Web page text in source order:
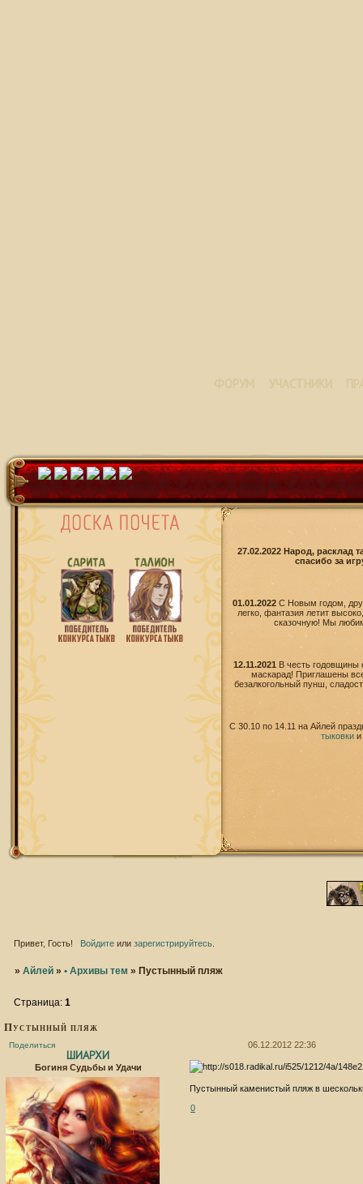
27.02.2022 Народ, расклад
спасибо за
01.01.2022 С Новым годом,
легко, фантазия летит
сказочную! Мы
12.11.2021
В честь годовщины
маскарад! Приглашены
безалкогольный пунш,
С 30.10 по 14.11 на Айлей
тыковкии
Привет, Гость! Войдитеили зарегистрируйтесь.
»Айлей »• Архивы тем » Пустынный пляж
Пустынный пляж
Страница:1
Поделиться 06.12.2012 22:36
ШИАРХИ
Богиня Судьбы и Удачи
Пустынный каменистый пляж в
0